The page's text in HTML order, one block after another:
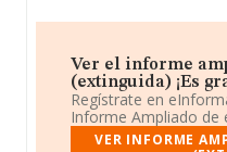
Ver el informe
(extinguida) ¡Es
Regístrate en
Informe Ampliado de
VER INFORME